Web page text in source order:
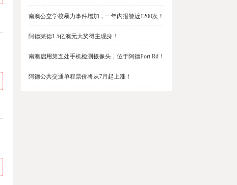
南澳公立学校暴力事件增加，一年内报警近1200次！
阿德莱德1.5亿澳元大奖得主现身！
南澳启用第五处手机检测摄像头，位于阿德Port Rd！
阿德公共交通单程票价将从7月起上涨！